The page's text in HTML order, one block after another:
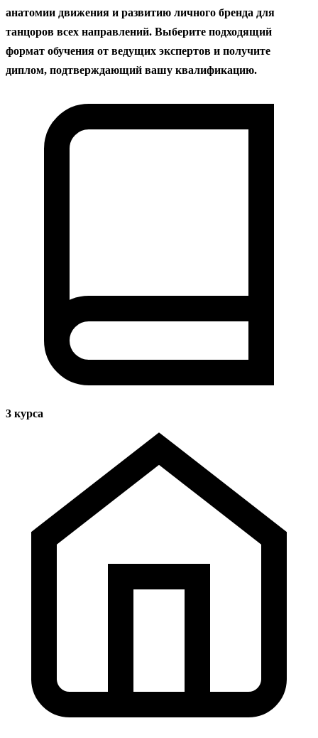
анатомии движения и развитию личного бренда для
танцоров всех направлений. Выберите подходящий
формат обучения от ведущих экспертов и получите
диплом, подтверждающий вашу квалификацию.
3 курса